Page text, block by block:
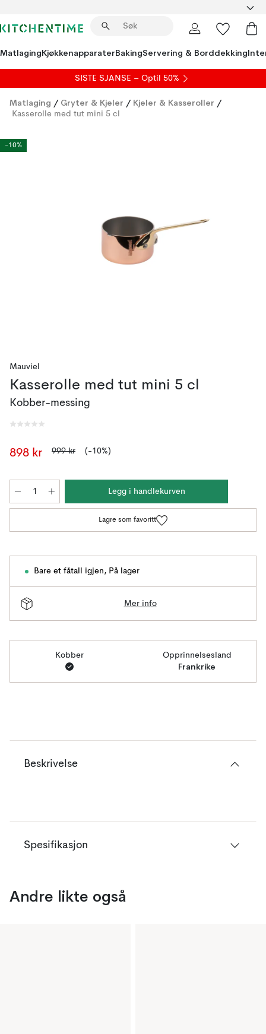
MatlagingKjøkkenapparaterBakingServering & Borddekking
SISTE SJANSE – Optil 50%
Matlaging / Gryter & Kjeler / Kjeler & Kasseroller /
Kasserolle med tut mini 5 cl
-10%
Mauviel
Kasserolle med tut mini 5 cl
Kobber-messing
898 kr 999 kr (-10%)
Legg i handlekurven
Lagre som favoritt
Bare et fåtall igjen, På lager
Mer info
Kobber Opprinnelsesland
Frankrike
Beskrivelse
Spesifikasjon
Andre likte også